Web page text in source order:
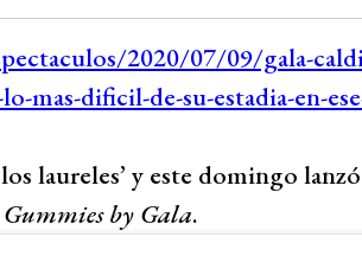
laureles’ y este domingo lanzó
by Gala.